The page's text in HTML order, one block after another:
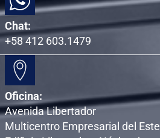
Chat:
+58 412 603.1479
Oficina:
Avenida Libertador
Multicentro Empresarial del Este